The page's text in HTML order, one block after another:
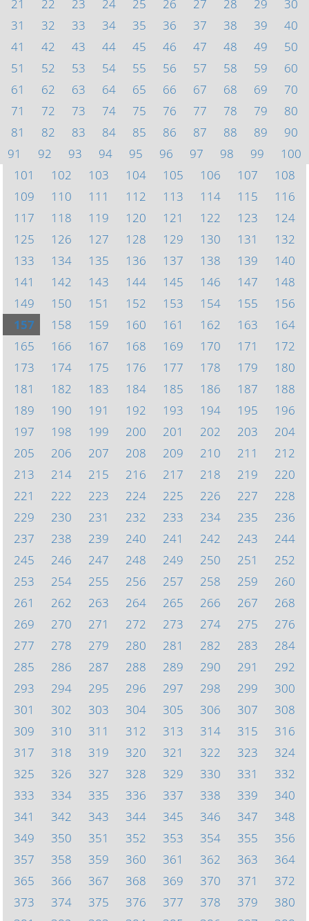
21
22 23 24 25 26 27 28 29
30
31
32 33 34 35 36 37 38 39
40
41
42 43 44 45 46 47 48 49
50
51
52 53 54 55 56 57 58 59
60
61
62 63 64 65 66 67 68 69
70
71
72 73 74 75 76 77 78 79
80
81
82 83 84 85 86 87 88 89
90
91
92 93 94 95 96 97 98 99
100
101
102 103 104 105 106 107
108
109
110 111 112 113 114 115
116
117
118 119 120 121 122 123
124
125
126 127 128 129 130 131
132
133
134 135 136 137 138 139
140
141
142 143 144 145 146 147
148
149
150 151 152 153 154 155
156
157
158 159 160 161 162 163
164
165
166 167 168 169 170 171
172
173
174 175 176 177 178 179
180
181
182 183 184 185 186 187
188
189
190 191 192 193 194 195
196
197
198 199 200 201 202 203
204
205
206 207 208 209 210 211
212
213
214 215 216 217 218 219
220
221
222 223 224 225 226 227
228
229
230 231 232 233 234 235
236
237
238 239 240 241 242 243
244
245
246 247 248 249 250 251
252
253
254 255 256 257 258 259
260
261
262 263 264 265 266 267
268
269
270 271 272 273 274 275
276
277
278 279 280 281 282 283
284
285
286 287 288 289 290 291
292
293
294 295 296 297 298 299
300
301
302 303 304 305 306 307
308
309
310 311 312 313 314 315
316
317
318 319 320 321 322 323
324
325
326 327 328 329 330 331
332
333
334 335 336 337 338 339
340
341
342 343 344 345 346 347
348
349
350 351 352 353 354 355
356
357
358 359 360 361 362 363
364
365
366 367 368 369 370 371
372
373
374 375 376 377 378 379
380